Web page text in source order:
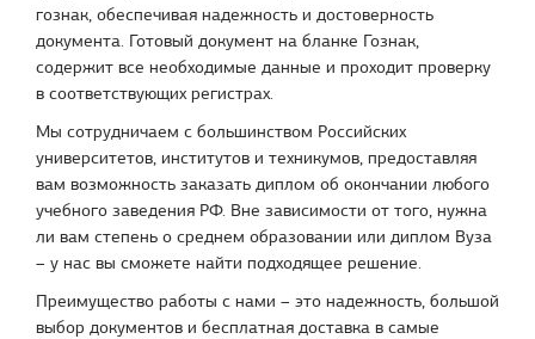
гознак, обеспечивая надежность и достоверность
документа. Готовый документ на бланке Гознак,
содержит все необходимые данные и проходит проверку
в соответствующих регистрах.
Мы сотрудничаем с большинством Российских
университетов, институтов и техникумов, предоставляя
вам возможность заказать диплом об окончании любого
учебного заведения РФ. Вне зависимости от того, нужна
ли вам степень о среднем образовании или диплом Вуза
– у нас вы сможете найти подходящее решение.
Преимущество работы с нами – это надежность, большой
выбор документов и бесплатная доставка в самые